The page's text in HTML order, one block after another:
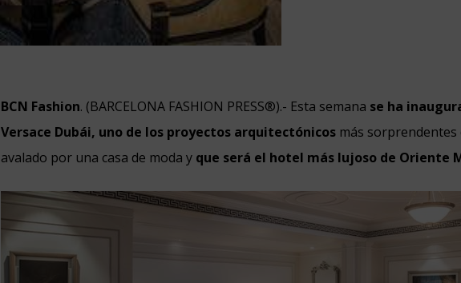
BCN Fashion. (BARCELONA FASHION PRESS®).- Esta semana se ha
Versace Dubái, uno de los proyectos arquitectónicos más sorprendentes
avalado por una casa de moda y que será el hotel más lujoso de Oriente